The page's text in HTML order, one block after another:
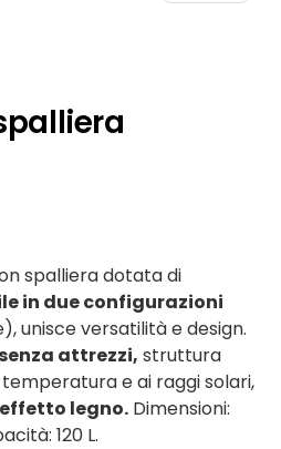
spalliera dotata di
in due configurazioni
unisce versatilità e design.
senza attrezzi, struttura
e ai raggi solari,
legno. Dimensioni:
120 L.